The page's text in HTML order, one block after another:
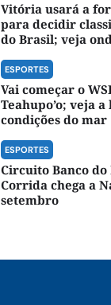
Vitória usará a
para decidir
do Brasil; veja
ESPORTES
Vai começar o
Teahupo’o; veja
condições do mar
ESPORTES
Circuito Banco do
Corrida chega a
setembro